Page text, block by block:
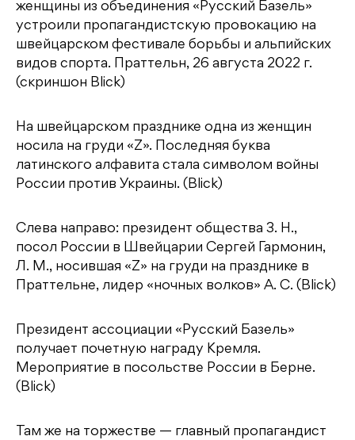
женщины из объединения «Русский Базель»
устроили пропагандистскую провокацию на
швейцарском фестивале борьбы и альпийских
видов спорта. Праттельн, 26 августа 2022 г.
(скриншон Blick)
На швейцарском празднике одна из женщин
носила на груди «Z». Последняя буква
латинского алфавита стала символом войны
России против Украины. (Blick)
Слева направо: президент общества З. Н.,
посол России в Швейцарии Сергей Гармонин,
Л. М., носившая «Z» на груди на празднике в
Праттельне, лидер «ночных волков» А. С. (Blick)
Президент ассоциации «Русский Базель»
получает почетную награду Кремля.
Мероприятие в посольстве России в Берне.
(Blick)
Там же на торжестве — главный пропагандист